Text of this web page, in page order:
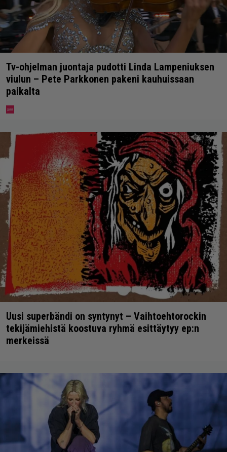
Tv-ohjelman juontaja pudotti Linda Lampeniuksen
viulun – Pete Parkkonen pakeni kauhuissaan
paikalta
Uusi superbändi on syntynyt – Vaihtoehtorockin
tekijämiehistä koostuva ryhmä esittäytyy ep:n
merkeissä